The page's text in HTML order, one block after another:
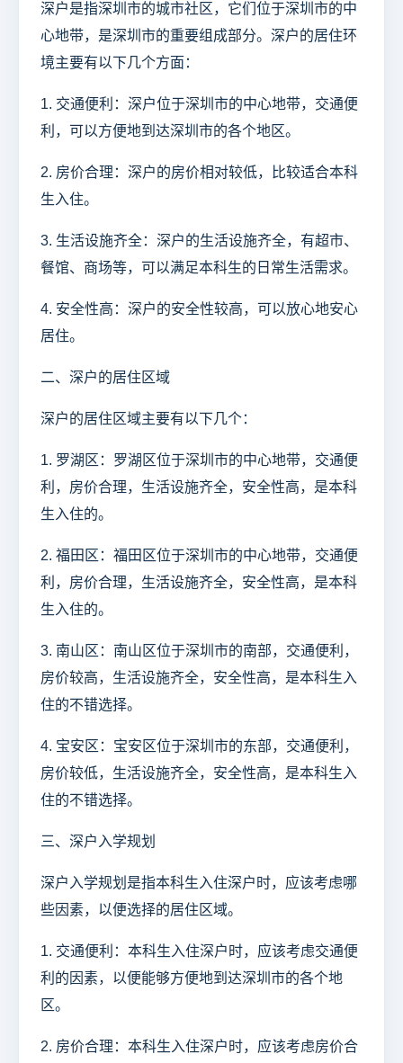
深户是指深圳市的城市社区，它们位于深圳市的中
心地带，是深圳市的重要组成部分。深户的居住环
境主要有以下几个方面：
1. 交通便利：深户位于深圳市的中心地带，交通便
利，可以方便地到达深圳市的各个地区。
2. 房价合理：深户的房价相对较低，比较适合本科
生入住。
3. 生活设施齐全：深户的生活设施齐全，有超市、
餐馆、商场等，可以满足本科生的日常生活需求。
4. 安全性高：深户的安全性较高，可以放心地安心
居住。
二、深户的居住区域
深户的居住区域主要有以下几个：
1. 罗湖区：罗湖区位于深圳市的中心地带，交通便
利，房价合理，生活设施齐全，安全性高，是本科
生入住的。
2. 福田区：福田区位于深圳市的中心地带，交通便
利，房价合理，生活设施齐全，安全性高，是本科
生入住的。
3. 南山区：南山区位于深圳市的南部，交通便利，
房价较高，生活设施齐全，安全性高，是本科生入
住的不错选择。
4. 宝安区：宝安区位于深圳市的东部，交通便利，
房价较低，生活设施齐全，安全性高，是本科生入
住的不错选择。
三、深户入学规划
深户入学规划是指本科生入住深户时，应该考虑哪
些因素，以便选择的居住区域。
1. 交通便利：本科生入住深户时，应该考虑交通便
利的因素，以便能够方便地到达深圳市的各个地
区。
2. 房价合理：本科生入住深户时，应该考虑房价合